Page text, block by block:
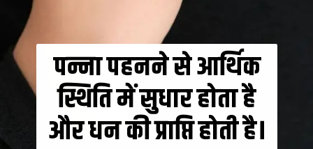
पन्ना पहनने से आर्थिक
स्थिति में सुधार होता है
और धन की प्राप्ति होती है।